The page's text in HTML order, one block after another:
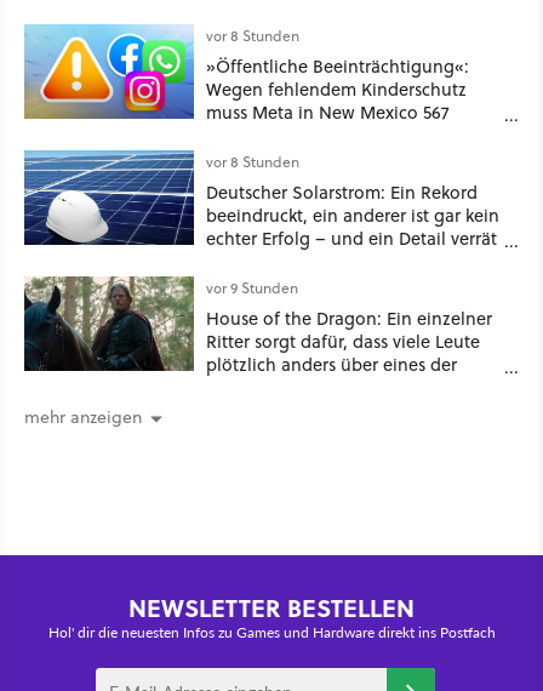
funktionierende PlayStation [Best of
GameStar]
vor 8 Stunden
»Öffentliche Beeinträchtigung«:
Wegen fehlendem Kinderschutz
muss Meta in New Mexico 567
vor 8 Stunden
Deutscher Solarstrom: Ein Rekord
beeindruckt, ein anderer ist gar kein
echter Erfolg – und ein Detail verrät
jede Zahl
vor 9 Stunden
House of the Dragon: Ein einzelner
Ritter sorgt dafür, dass viele Leute
plötzlich anders über eines der
mehr anzeigen
NEWSLETTER BESTELLEN
Hol' dir die neuesten Infos zu Games und Hardware direkt ins Postfach